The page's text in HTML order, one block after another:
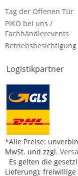
Tag der Offenen Tür
PIKO bei uns /
Fachhändlerevents
Betriebsbesichtigung
Logistikpartner
*Alle Preise:
MwSt. und zzgl.
Es gelten die
Lieferung);